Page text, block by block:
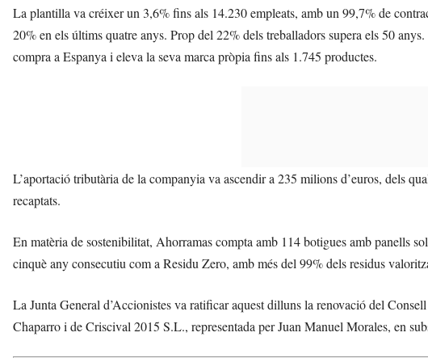
La plantilla va créixer un 3,6% fins als 14.230 empleats, amb un 99,7% de
20% en els últims quatre anys. Prop del 22% dels treballadors supera els 50
compra a Espanya i eleva la seva marca pròpia fins als 1.745 productes.
L’aportació tributària de la companyia va ascendir a 235 milions d’euros, dels
recaptats.
En matèria de sostenibilitat, Ahorramas compta amb 114 botigues amb panells
cinquè any consecutiu com a Residu Zero, amb més del 99% dels residus
La Junta General d’Accionistes va ratificar aquest dilluns la renovació del
Chaparro i de Criscival 2015 S.L., representada per Juan Manuel Morales, en